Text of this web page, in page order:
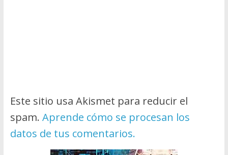
Este sitio usa Akismet para reducir el
spam. Aprende cómo se procesan los
datos de tus comentarios.